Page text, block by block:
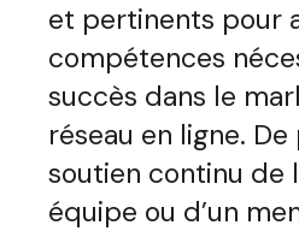
et pertinents pour
compétences
succès dans le
réseau en ligne. De
soutien continu de
équipe ou d’un